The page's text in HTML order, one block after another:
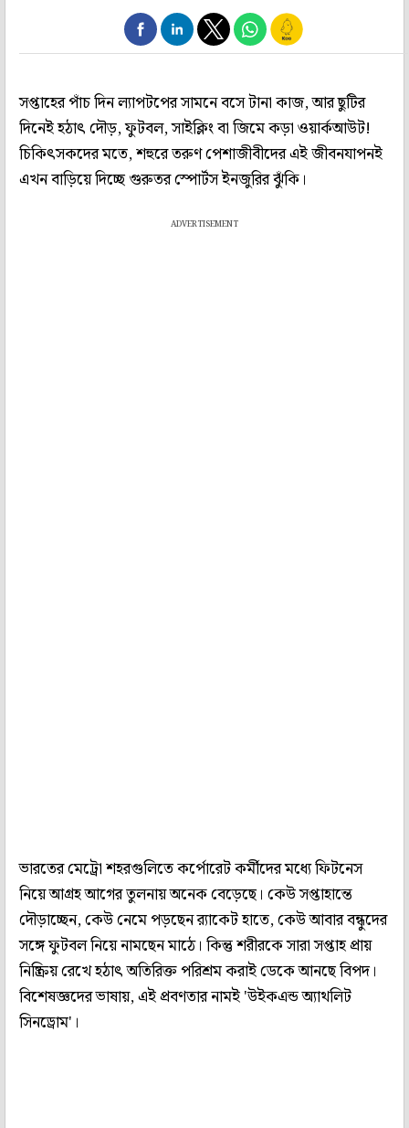
সপ্তাহের পাঁচ দিন ল্যাপটপের সামনে বসে টানা কাজ, আর ছুটির
দিনেই হঠাৎ দৌড়, ফুটবল, সাইক্লিং বা জিমে কড়া ওয়ার্কআউট!
চিকিৎসকদের মতে, শহুরে তরুণ পেশাজীবীদের এই জীবনযাপনই
এখন বাড়িয়ে দিচ্ছে গুরুতর স্পোর্টস ইনজুরির ঝুঁকি।
ADVERTISEMENT
ভারতের মেট্রো শহরগুলিতে কর্পোরেট কর্মীদের মধ্যে ফিটনেস
নিয়ে আগ্রহ আগের তুলনায় অনেক বেড়েছে। কেউ সপ্তাহান্তে
দৌড়াচ্ছেন, কেউ নেমে পড়ছেন র‍্যাকেট হাতে, কেউ আবার বন্ধুদের
সঙ্গে ফুটবল নিয়ে নামছেন মাঠে। কিন্তু শরীরকে সারা সপ্তাহ প্রায়
নিষ্ক্রিয় রেখে হঠাৎ অতিরিক্ত পরিশ্রম করাই ডেকে আনছে বিপদ।
বিশেষজ্ঞদের ভাষায়, এই প্রবণতার নামই 'উইকএন্ড অ্যাথলিট
সিনড্রোম'।